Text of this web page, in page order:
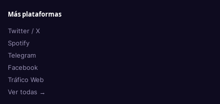
Más plataformas
Twitter / X
Spotify
Telegram
Facebook
Tráfico Web
Ver todas →